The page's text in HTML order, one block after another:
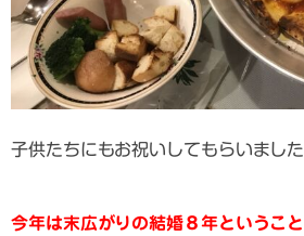
子供たちにもお祝いしてもらいました
今年は末広がりの結婚８年というこ